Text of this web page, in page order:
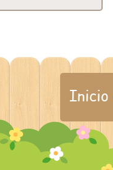
Inicio